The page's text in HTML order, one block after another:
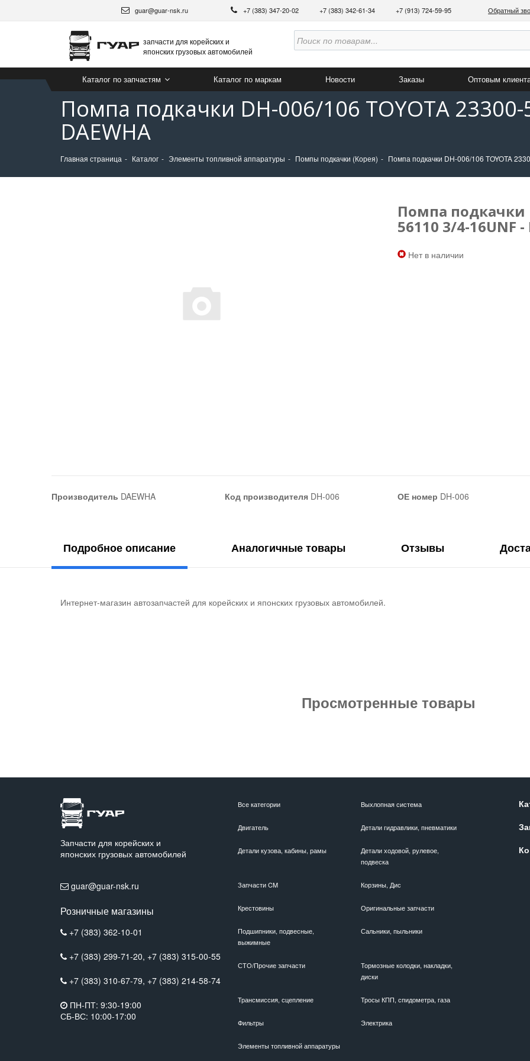
guar@guar-nsk.ru +7 (383) 347-20-02 +7 (383) 342-61-34 +7 (913) 724-59-95 Обратный
запчасти для корейских и
японских грузовых автомобилей
Каталог по запчастям Каталог по маркам Новости Заказы Оптовым
Помпа подкачки DH-006/106 TOYOTA
DAEWHA
Главная страница Каталог Элементы топливной аппаратуры Помпы подкачки (Корея) Помпа подкачки DH-006/106 TOYOTA
Помпа подкачки
56110 3/4-16UNF -
Нет в наличии
Производитель DAEWHA Код производителяDH-006 ОЕ номер DH-006
Подробное описание Аналогичные товары Отзывы
Интернет-магазин автозапчастей для корейских и японских грузовых автомобилей.
Просмотренные товары
Запчасти для корейских и
японских грузовых автомобилей
guar@guar-nsk.ru
Розничные магазины
+7 (383) 362-10-01
+7 (383) 299-71-20, +7 (383) 315-00-55
+7 (383) 310-67-79, +7 (383) 214-58-74
ПН-ПТ: 9:30-19:00
СБ-ВС: 10:00-17:00
Все категории Выхлопная система
Двигатель Детали гидравлики, пневматики
Детали кузова, кабины, рамы
Детали ходовой, рулевое,
подвеска
Запчасти CM Корзины, Дис
Крестовины Оригинальные запчасти
Подшипники, подвесные,
выжимные
Сальники, пыльники
СТО/Прочие запчасти
Тормозные колодки, накладки,
диски
Трансмиссия, сцепление Тросы КПП, спидометра, газа
Фильтры Электрика
Элементы топливной аппаратуры